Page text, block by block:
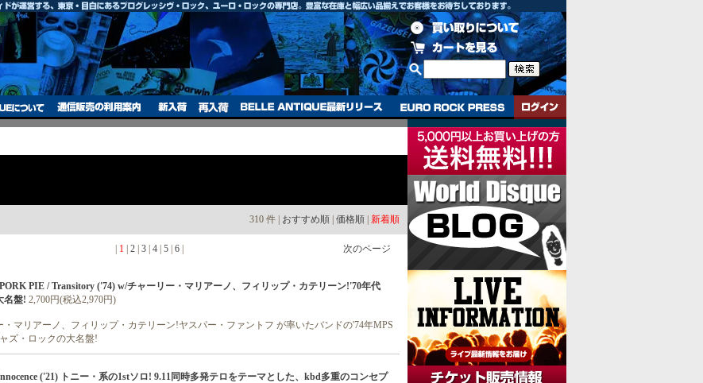
310 件 | おすすめ順 価格順 新着順
1 2 3 4 5 6 次のページ
PIE / Transitory ('74) w/チャーリー・マリアーノ、フィリップ・カテリーン!'70年代
名盤! 2,700円(税込2,970円)
・マリアーノ、フィリップ・カテリーン!ヤスパー・ファントフ が率いたバンドの'74年MPS
ズ・ロックの大名盤!
('21) トニー・系の1stソロ! 9.11同時多発テロをテーマとした、kbd多重のコンセプ